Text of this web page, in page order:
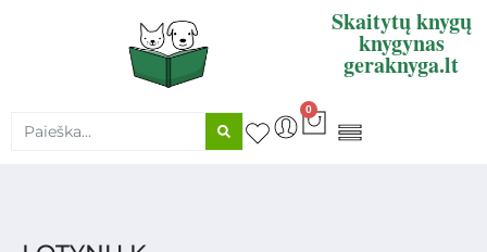
Skaitytų knygų
knygynas
geraknyga.lt
0